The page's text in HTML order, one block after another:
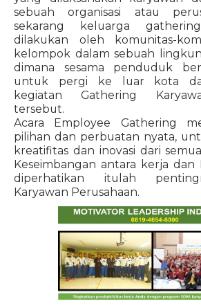
sebuah organisasi atau
sekarang keluarga
dilakukan oleh komunitas-
kelompok dalam sebuah
dimana sesama penduduk
untuk pergi ke luar kota
kegiatan Gathering
tersebut.
Acara Employee Gathering
pilihan dan perbuatan nyata,
kreatifitas dan inovasi dari
Keseimbangan antara kerja
diperhatikan itulah
Karyawan Perusahaan.